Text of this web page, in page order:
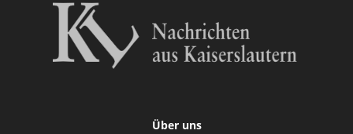
Über uns